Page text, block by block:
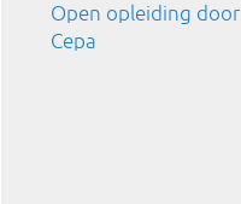
Open opleiding door
Cepa